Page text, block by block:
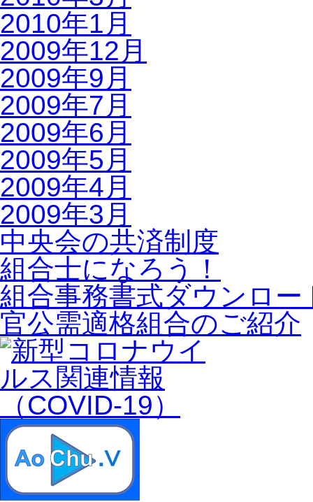
2010年1月
2009年12月
2009年9月
2009年7月
2009年6月
2009年5月
2009年4月
2009年3月
中央会の共済制度
組合士になろう！
組合事務書式ダウンロー
官公需適格組合のご紹介